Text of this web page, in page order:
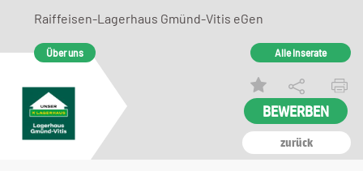
zurück
Raiffeisen-Lagerhaus Gmünd-Vitis eGen
Über uns Alle Inserate